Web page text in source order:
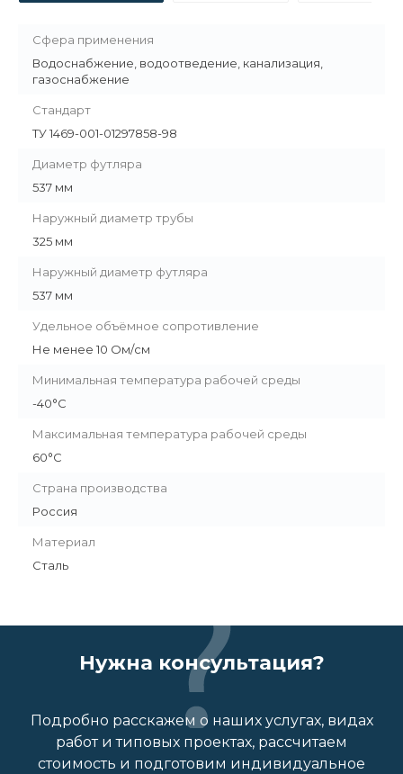
Сфера применения
Водоснабжение, водоотведение, канализация,
газоснабжение
Стандарт
ТУ 1469-001-01297858-98
Диаметр футляра
537 мм
Наружный диаметр трубы
325 мм
Наружный диаметр футляра
537 мм
Удельное объёмное сопротивление
Не менее 10 Ом/см
Минимальная температура рабочей среды
-40°С
Максимальная температура рабочей среды
60°С
Страна производства
Россия
Материал
Сталь
Нужна консультация?
Подробно расскажем о наших услугах, видах
работ и типовых проектах, рассчитаем
стоимость и подготовим индивидуальное